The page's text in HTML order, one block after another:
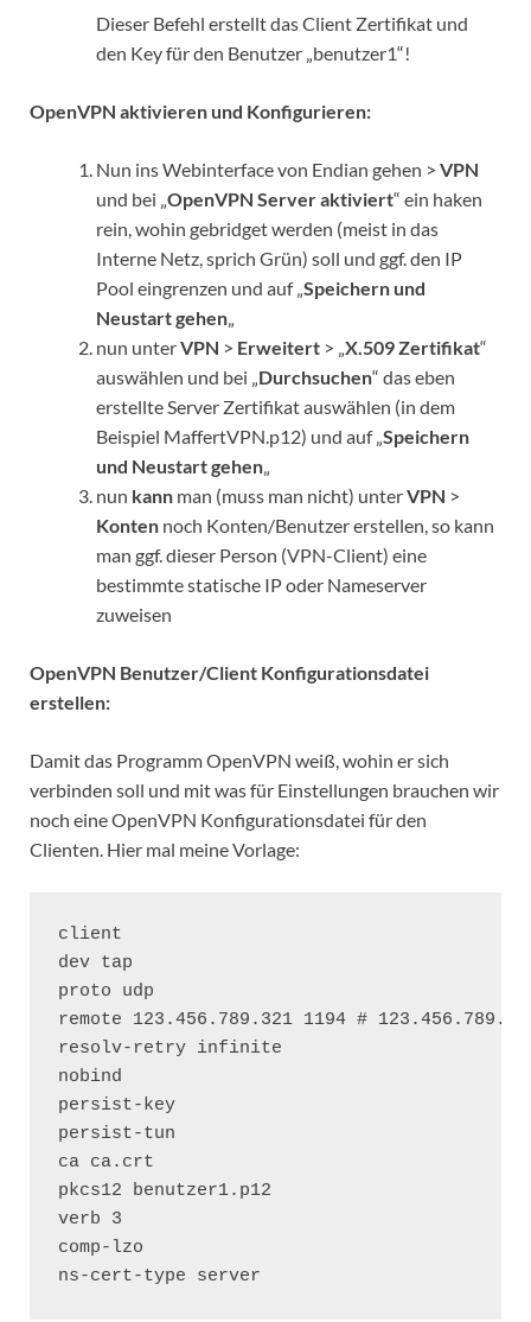
Dieser Befehl erstellt das Client Zertifikat und
den Key für den Benutzer „benutzer1“!
OpenVPN aktivieren und Konfigurieren:
Nun ins Webinterface von Endian gehen > VPN
und bei „OpenVPN Server aktiviert“ ein haken
rein, wohin gebridget werden (meist in das
Interne Netz, sprich Grün) soll und ggf. den IP
Pool eingrenzen und auf „Speichern und
Neustart gehen„
nun unterVPN > Erweitert > „X.509 Zertifikat“
auswählen und bei „Durchsuchen“ das eben
erstellte Server Zertifikat auswählen (in dem
Beispiel MaffertVPN.p12) und auf „Speichern
und Neustart gehen„
nun kann man (muss man nicht) unterVPN >
Konten noch Konten/Benutzer erstellen, so kann
man ggf. dieser Person (VPN-Client) eine
bestimmte statische IP oder Nameserver
zuweisen
OpenVPN Benutzer/Client Konfigurationsdatei
erstellen:
Damit das Programm OpenVPN weiß, wohin er sich
verbinden soll und mit was für Einstellungen brauchen wir
noch eine OpenVPN Konfigurationsdatei für den
Clienten. Hier mal meine Vorlage:
client
dev tap
proto udp
remote 123.456.789.321 1194 #
resolv-retry infinite
nobind
persist-key
persist-tun
ca ca.crt
pkcs12 benutzer1.p12
verb 3
comp-lzo
ns-cert-type server